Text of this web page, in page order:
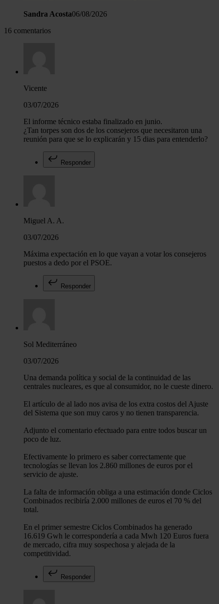
Sandra Acosta06/08/2026
16 comentarios
Vicente
03/07/2026
El informe técnico estaba finalizado en junio.
¿Tan torpes son dos de los consejeros que necesitaron una
reunión para que se lo explicarán y 15 dias para entenderlo?
Responder
Miguel A. A.
03/07/2026
Máxima expectación en lo que vayan a votar los consejeros
puestos a dedo por el PSOE.
Responder
Sol Mediterráneo
03/07/2026
Una demanda política y social de la continuidad de las
centrales nucleares, es que al consumidor, no le cueste dinero.
El artículo de al lado nos avisa de los extra costos del Ajuste
del Sistema que son muy caros y no tienen transparencia.
Adjunto el comentario efectuado para entre todos buscar un
poco de luz.
Efectivamente lo primero es saber correctamente que
tecnologías se llevan los 2.860 millones de euros por el
servicio de ajuste.
La falta de información obliga a una estimación donde Ciclos
Combinados recibiría 2.000 millones de euros el 70 % del
total.
En el primer semestre Ciclos Combinados ha generado
16.619 Gwh le correspondería a cada Mwh 120 Euros fuera
de mercado, cifra muy sospechosa y alejada de la
competitividad.
Responder